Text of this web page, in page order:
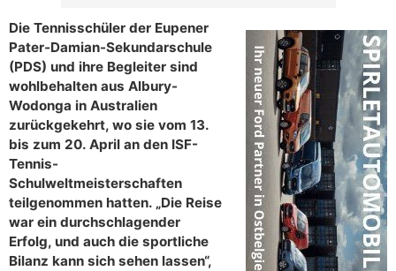
Die Tennisschüler der Eupener
Pater-Damian-Sekundarschule
(PDS) und ihre Begleiter sind
wohlbehalten aus Albury-
Wodonga in Australien
zurückgekehrt, wo sie vom 13.
bis zum 20. April an den ISF-
Tennis-
Schulweltmeisterschaften
teilgenommen hatten. „Die Reise
war ein durchschlagender
Erfolg, und auch die sportliche
Bilanz kann sich sehen lassen“,